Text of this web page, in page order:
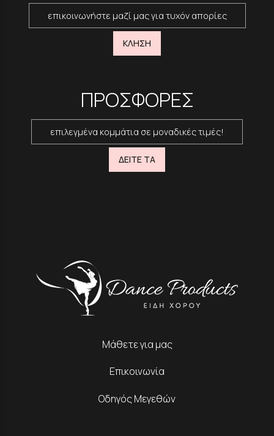
επικοινωνήστε μαζί μας για τυχόν απορίες
ΚΛΗΣΗ
ΠΡΟΣΦΟΡΕΣ
επιλεγμένα κομμάτια σε μοναδικές τιμές!
ΔΕΙΤΕ ΤΑ
Μάθετε για μας
Επικοινωνία
Οδηγός Μεγεθών